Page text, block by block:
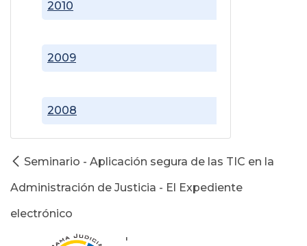
2008
2009
2010
Seminario - Aplicación segura de las TIC en la
Administración de Justicia - El Expediente
electrónico
'